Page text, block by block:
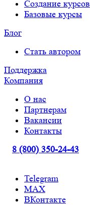
Создание курсов
Базовые курсы
Блог
Стать автором
Поддержка
Компания
О нас
Партнерам
Вакансии
Контакты
8 (800) 350-24-43
Telegram
МАХ
ВКонтакте